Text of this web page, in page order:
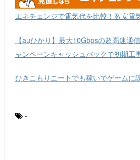
エネチェンジで電気代を比較！激安電
【auひかり】最大10Gbpsの超高速通
ャンペーンキャッシュバックで初期工
ひきこもりニートでも稼いでゲームに
-